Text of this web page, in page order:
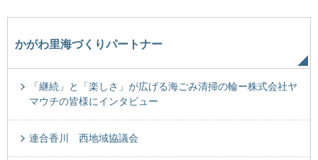
かがわ里海づくりパートナー
「継続」と「楽しさ」が広げる海ごみ清掃の輪ー株式会社ヤ
マウチの皆様にインタビュー
連合香川 西地域協議会